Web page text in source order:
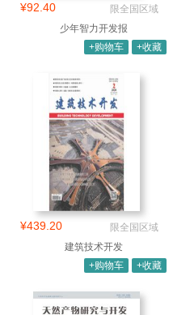
¥92.40
限全国区域
少年智力开发报
+购物车
+收藏
¥439.20
限全国区域
建筑技术开发
+购物车
+收藏